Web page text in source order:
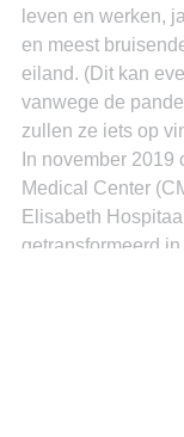
leven en werken,
en meest
eiland. (Dit kan
vanwege de
zullen ze iets op
In november
Medical Center
Elisabeth
getransformeerd